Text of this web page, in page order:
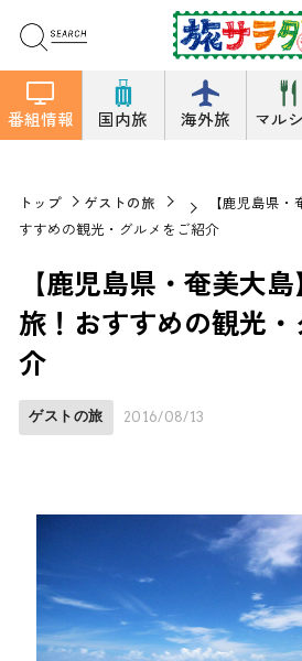
番組情報 国内旅 海外旅 マル
トップ ゲストの旅
【鹿児島県
すすめの観光・グルメをご紹介
【鹿児島県・奄美大
旅！おすすめの観光
介
ゲストの旅 2016/08/13